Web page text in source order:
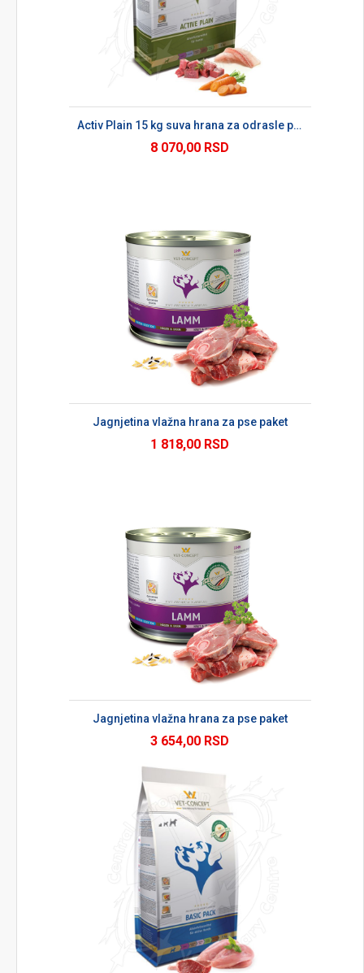
Activ Plain 15 kg suva hrana za odrasle pse
8 070,00 RSD
Jagnjetina vlažna hrana za pse paket
1 818,00 RSD
Jagnjetina vlažna hrana za pse paket
3 654,00 RSD